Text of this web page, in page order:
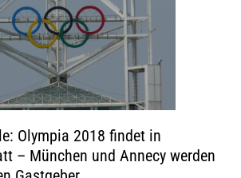
Olympia 2018 findet in
– München und Annecy werden